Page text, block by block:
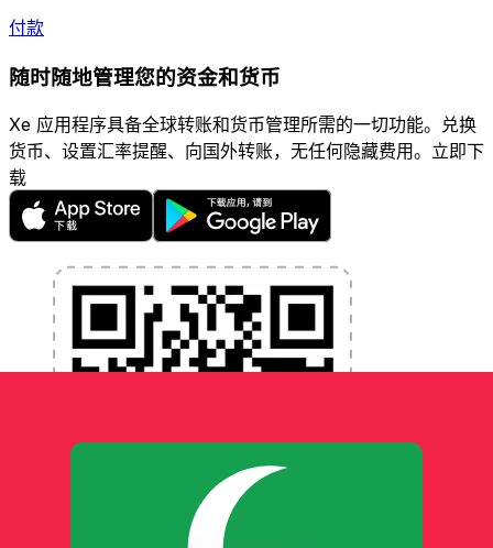
付款
随时随地管理您的资金和货币
Xe 应用程序具备全球转账和货币管理所需的一切功能。兑换
货币、设置汇率提醒、向国外转账，无任何隐藏费用。立即下
载